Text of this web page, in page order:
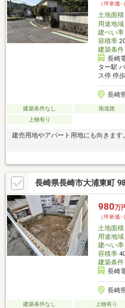
（坪単価:-）
土地面積
用途地域
建ぺい率
容積率
建築条件
長崎
ター駅
ス停 停
長崎
建築条件なし 南道路
上物有り
建売用地やアパート用地にも向きます。
長崎県長崎市大浦東町
980万
（坪単価:-）
土地面積
用途地域
建ぺい率
容積率
建築条件
長崎
長崎
建築条件なし 上物有り